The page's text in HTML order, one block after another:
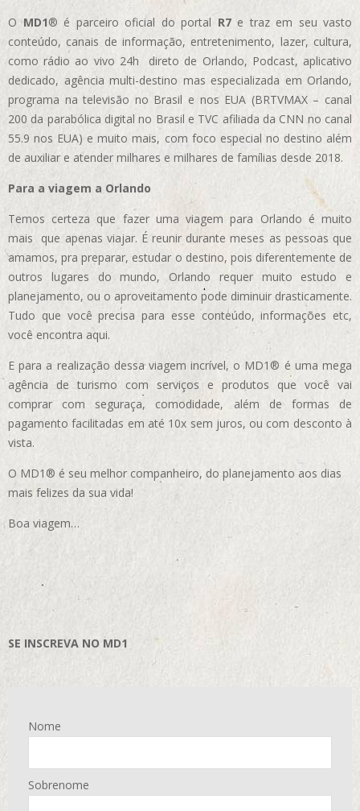
OMD1® é parceiro oficial do portal R7e traz em seu vasto
conteúdo, canais de informação, entretenimento, lazer, cultura,
como rádio ao vivo 24h direto de Orlando, Podcast, aplicativo
dedicado, agência multi-destino mas especializada em Orlando,
programa na televisão no Brasil e nos EUA (BRTVMAX – canal
200 da parabólica digital no Brasil e TVC afiliada da CNN no canal
55.9 nos EUA) e muito mais, com foco especial no destino além
de auxiliar e atender milhares e milhares de famílias desde 2018.
Para a viagem a Orlando
Temos certeza que fazer uma viagem para Orlando é muito
mais que apenas viajar. É reunir durante meses as pessoas que
amamos, pra preparar, estudar o destino, pois diferentemente de
outros lugares do mundo, Orlando requer muito estudo e
planejamento, ou o aproveitamento pode diminuir drasticamente.
Tudo que você precisa para esse conteúdo, informações etc,
você encontra aqui.
E para a realização dessa viagem incrível, o MD1® é uma mega
agência de turismo com serviços e produtos que você vai
comprar com seguraça, comodidade, além de formas de
pagamento facilitadas em até 10x sem juros, ou com desconto à
vista.
O MD1® é seu melhor companheiro, do planejamento aos dias
mais felizes da sua vida!
Boa viagem…
SE INSCREVA NO MD1
Nome
Sobrenome